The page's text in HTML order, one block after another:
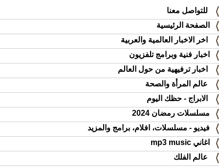
للتواصل معنا
الصفحة الرئيسية
اخر الاخبار العالمية والعربية
اخبار فنية وبرامج تلفزيون
اخبار ترفيهية من حول العالم
عالم المرأة والصحة
الابراج - حظك اليوم
مسلسلات رمضان 2024
فيديو - مسلسلات، افلام، برامج والمزيد
اغاني mp3 music
عالم الفلك